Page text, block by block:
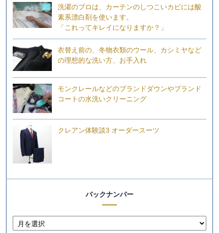
洗濯のプロは、カーテンのしつこいカビには酸
素系漂白剤を使います。
「これってキレイになりますか？」
衣替え前の、冬物衣類のウール、カシミヤなど
の理想的な洗い方、お手入れ
モンクレールなどのブランドダウンやブランド
コートの水洗いクリーニング
クレアン体験談3 オーダースーツ
バックナンバー